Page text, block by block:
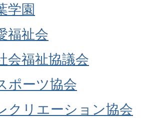
学園
福祉会
会福祉協議会
ポーツ協会
クリエーション協会